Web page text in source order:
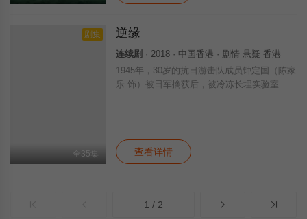
剧集
全35集
逆缘
连续剧 · 2018 · 中国香港 · 剧情 悬疑 香港
1945年，30岁的抗日游击队成员钟定国（陈家
乐 饰）被日军擒获后，被冷冻长埋实验室，
查看详情
1 / 2